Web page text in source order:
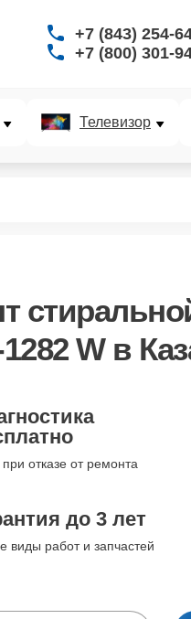
+7 (843) 254-
+7 (800) 301-
Телевизор
Wв
отказе от ремонта
до 3 лет
виды работ и запчастей